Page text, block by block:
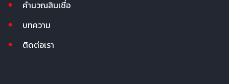
คำนวณสินเชื่อ
บทความ
ติดต่อเรา